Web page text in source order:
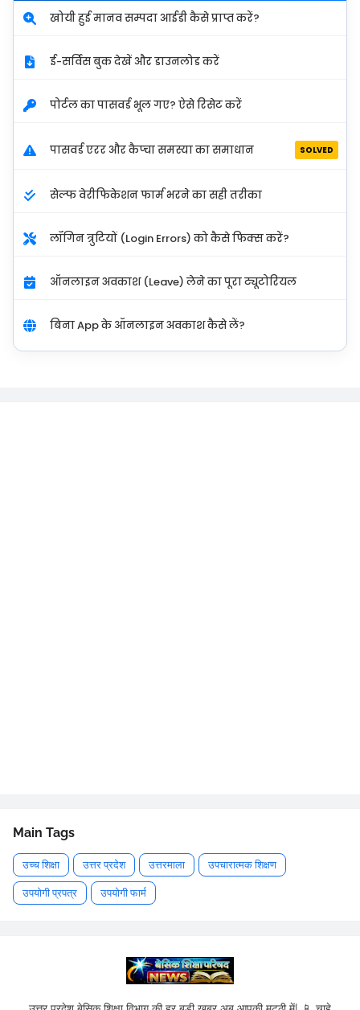
खोयी हुई मानव सम्पदा आईडी कैसे प्राप्त करें?
ई-सर्विस बुक देखें और डाउनलोड करें
पोर्टल का पासवर्ड भूल गए? ऐसे रिसेट करें
पासवर्ड एरर और कैप्चा समस्या का समाधान SOLVED
सेल्फ वेरीफिकेशन फार्म भरने का सही तरीका
लॉगिन त्रुटियों (Login Errors) को कैसे फिक्स करें?
ऑनलाइन अवकाश (Leave) लेने का पूरा ट्यूटोरियल
बिना App के ऑनलाइन अवकाश कैसे लें?
Main Tags
उच्च शिक्षा उत्तर प्रदेश उत्तरमाला उपचारात्मक शिक्षण
उपयोगी प्रपत्र उपयोगी फार्म